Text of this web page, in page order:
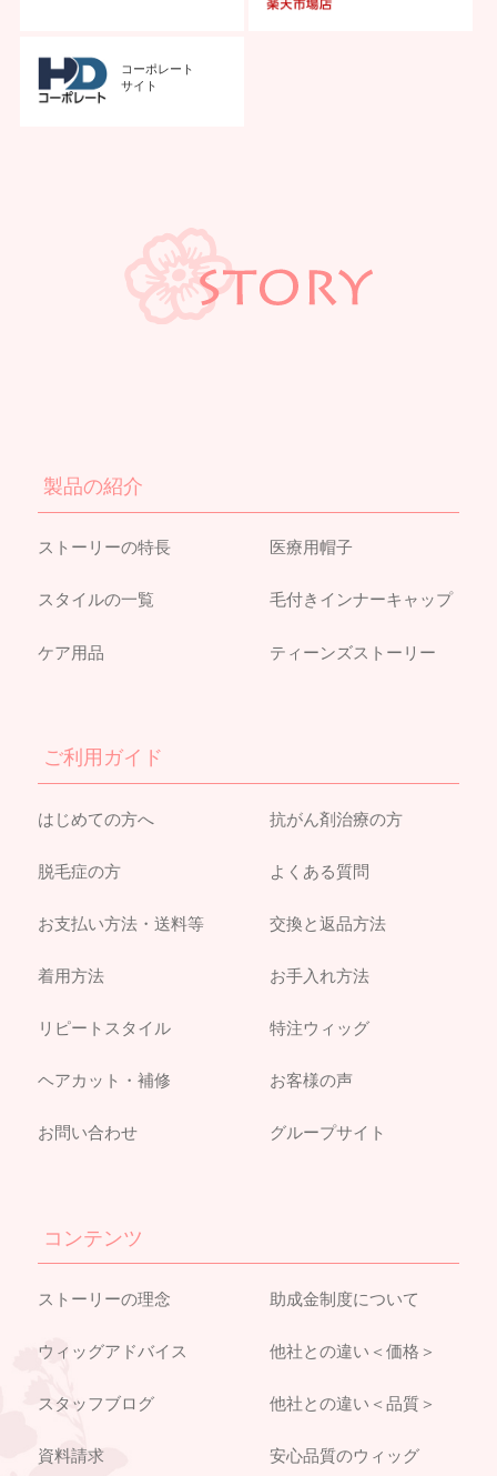
コーポレート
サイト
製品の紹介
ストーリーの特長
スタイルの一覧
ケア用品
医療用帽子
毛付きインナーキャップ
ティーンズストーリー
ご利用ガイド
はじめての方へ
脱毛症の方
お支払い方法・送料等
着用方法
リピートスタイル
ヘアカット・補修
お問い合わせ
抗がん剤治療の方
よくある質問
交換と返品方法
お手入れ方法
特注ウィッグ
お客様の声
グループサイト
コンテンツ
ストーリーの理念
ウィッグアドバイス
スタッフブログ
資料請求
助成金制度について
他社との違い＜価格＞
他社との違い＜品質＞
安心品質のウィッグ